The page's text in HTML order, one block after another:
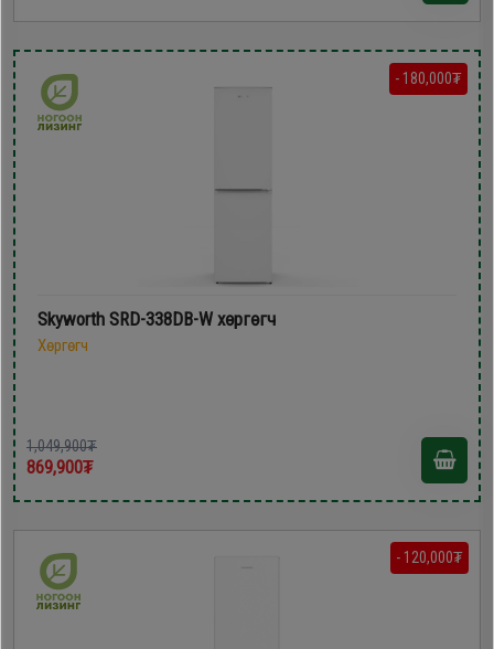
- 180,000₮
Skyworth SRD-338DB-W хөргөгч
Хөргөгч
1,049,900₮
869,900₮
- 120,000₮